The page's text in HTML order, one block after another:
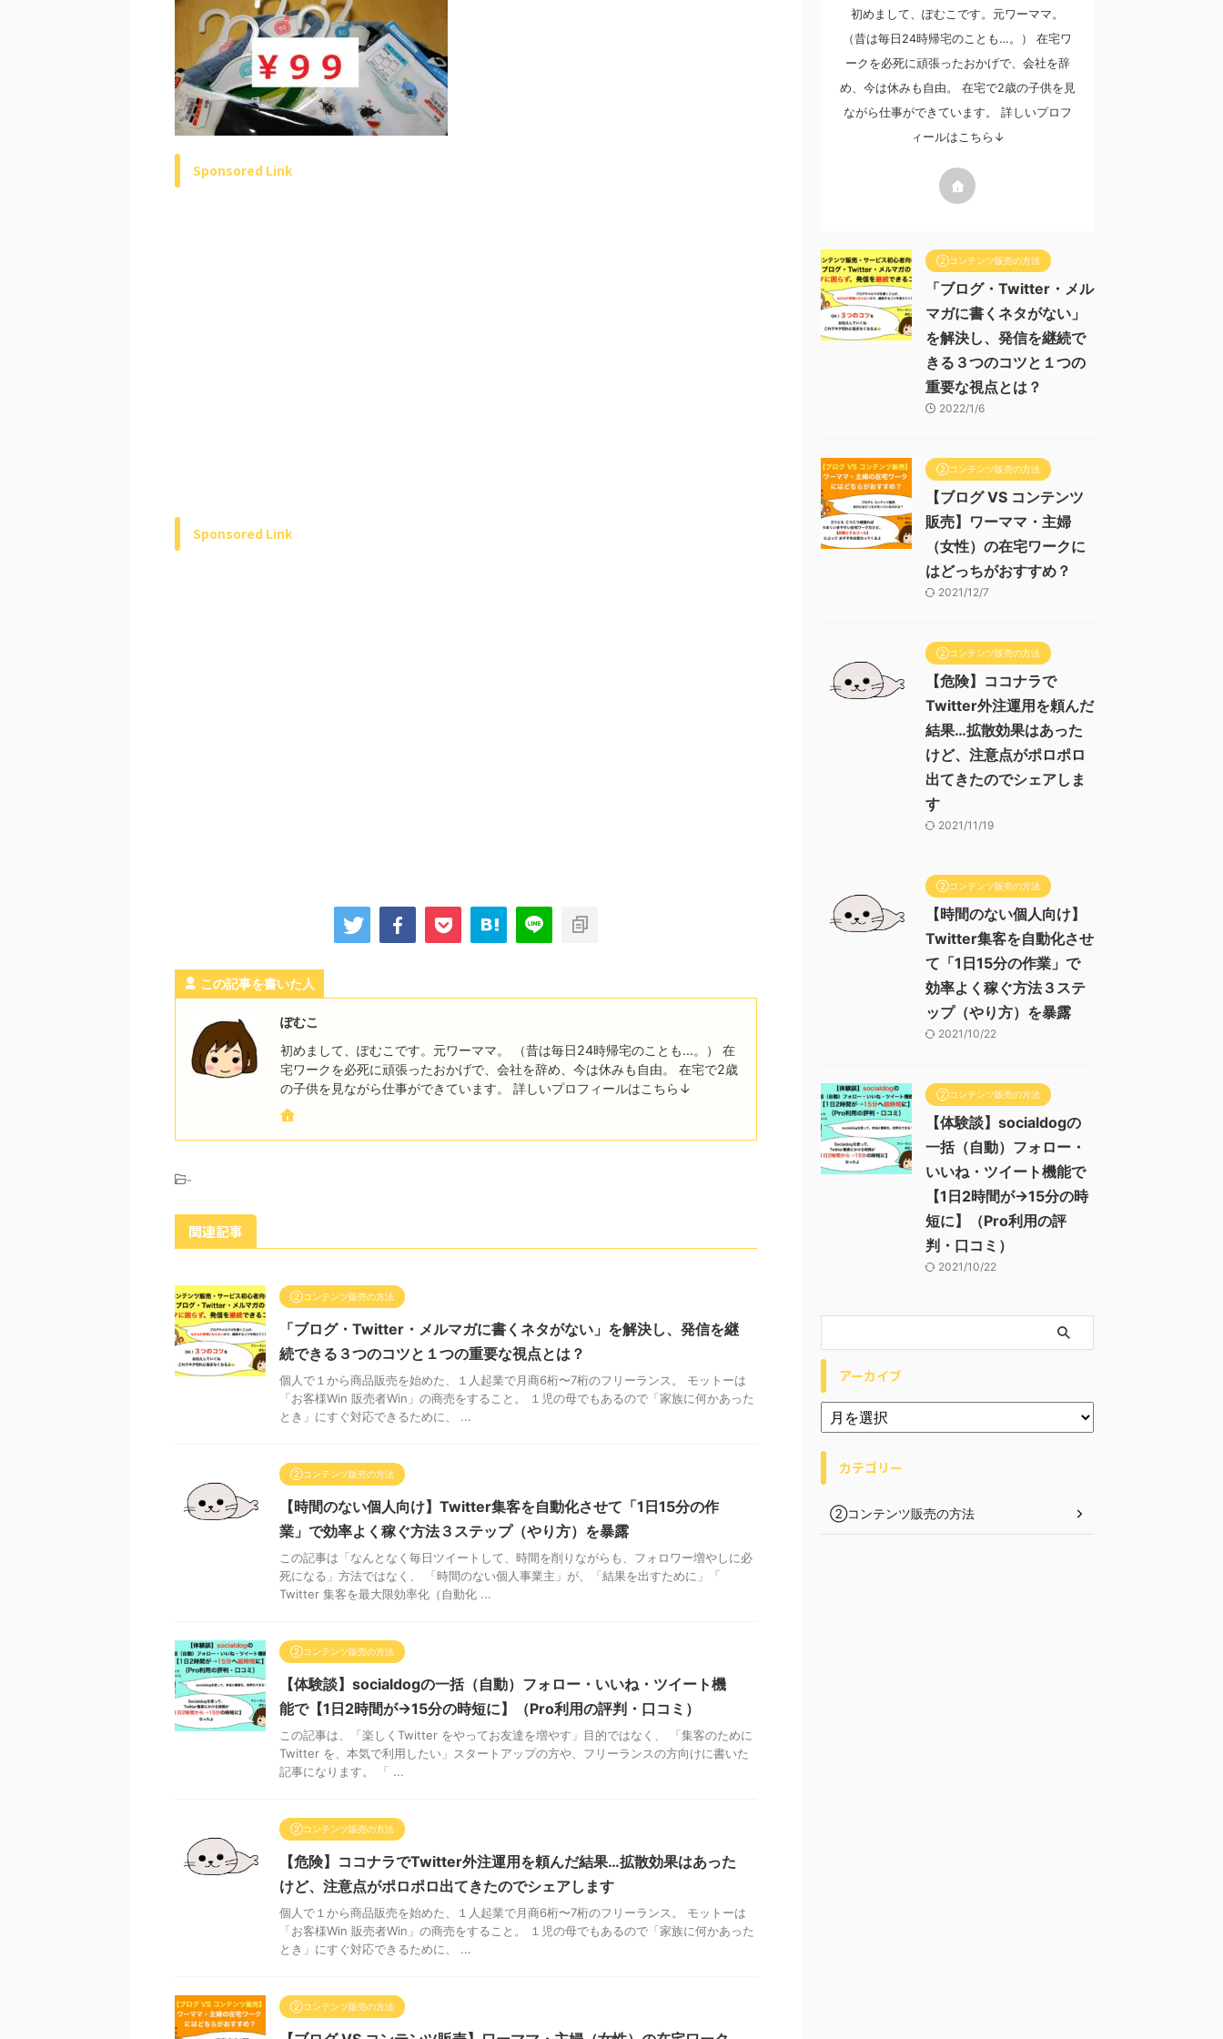
Sponsored Link
Sponsored Link
この記事を書いた人
ぽむこ
初めまして、ぽむこです。元ワーママ。 （昔は毎日24時帰宅のことも…。） 在
宅ワークを必死に頑張ったおかげで、会社を辞め、今は休みも自由。 在宅で2歳
の子供を見ながら仕事ができています。 詳しいプロフィールはこちら↓
-
関連記事
②コンテンツ販売の方法
「ブログ・Twitter・メルマガに書くネタがない」を解決し、発信を継
続できる３つのコツと１つの重要な視点とは？
個人で１から商品販売を始めた、１人起業で月商6桁〜7桁のフリーランス。 モットーは
「お客様Win 販売者Win」の商売をすること。 １児の母でもあるので「家族に何かあった
とき」にすぐ対応できるために、 ...
②コンテンツ販売の方法
【時間のない個人向け】Twitter集客を自動化させて「1日15分の作
業」で効率よく稼ぐ方法３ステップ（やり方）を暴露
この記事は「なんとなく毎日ツイートして、時間を削りながらも、フォロワー増やしに必
死になる」方法ではなく、 「時間のない個人事業主」が、「結果を出すために」「
Twitter 集客を最大限効率化（自動化 ...
②コンテンツ販売の方法
【体験談】socialdogの一括（自動）フォロー・いいね・ツイート機
能で【1日2時間が→15分の時短に】（Pro利用の評判・口コミ）
この記事は、「楽しくTwitter をやってお友達を増やす」目的ではなく、 「集客のために
Twitter を、本気で利用したい」スタートアップの方や、フリーランスの方向けに書いた
記事になります。 「 ...
②コンテンツ販売の方法
【危険】ココナラでTwitter外注運用を頼んだ結果…拡散効果はあった
けど、注意点がポロポロ出てきたのでシェアします
個人で１から商品販売を始めた、１人起業で月商6桁〜7桁のフリーランス。 モットーは
「お客様Win 販売者Win」の商売をすること。 １児の母でもあるので「家族に何かあった
とき」にすぐ対応できるために、 ...
②コンテンツ販売の方法
初めまして、ぽむこです。元ワーママ。
（昔は毎日24時帰宅のことも…。） 在宅ワ
ークを必死に頑張ったおかげで、会社を辞
め、今は休みも自由。 在宅で2歳の子供を見
ながら仕事ができています。 詳しいプロフ
ィールはこちら↓
②コンテンツ販売の方法
「ブログ・Twitter・メル
マガに書くネタがない」
を解決し、発信を継続で
きる３つのコツと１つの
重要な視点とは？
2022/1/6
②コンテンツ販売の方法
【ブログ VS コンテンツ
販売】ワーママ・主婦
（女性）の在宅ワークに
はどっちがおすすめ？
2021/12/7
②コンテンツ販売の方法
【危険】ココナラで
Twitter外注運用を頼んだ
結果…拡散効果はあった
けど、注意点がポロポロ
出てきたのでシェアしま
す
2021/11/19
②コンテンツ販売の方法
【時間のない個人向け】
Twitter集客を自動化させ
て「1日15分の作業」で
効率よく稼ぐ方法３ステ
ップ（やり方）を暴露
2021/10/22
②コンテンツ販売の方法
【体験談】socialdogの
一括（自動）フォロー・
いいね・ツイート機能で
【1日2時間が→15分の時
短に】（Pro利用の評
判・口コミ）
2021/10/22
アーカイブ
カテゴリー
②コンテンツ販売の方法